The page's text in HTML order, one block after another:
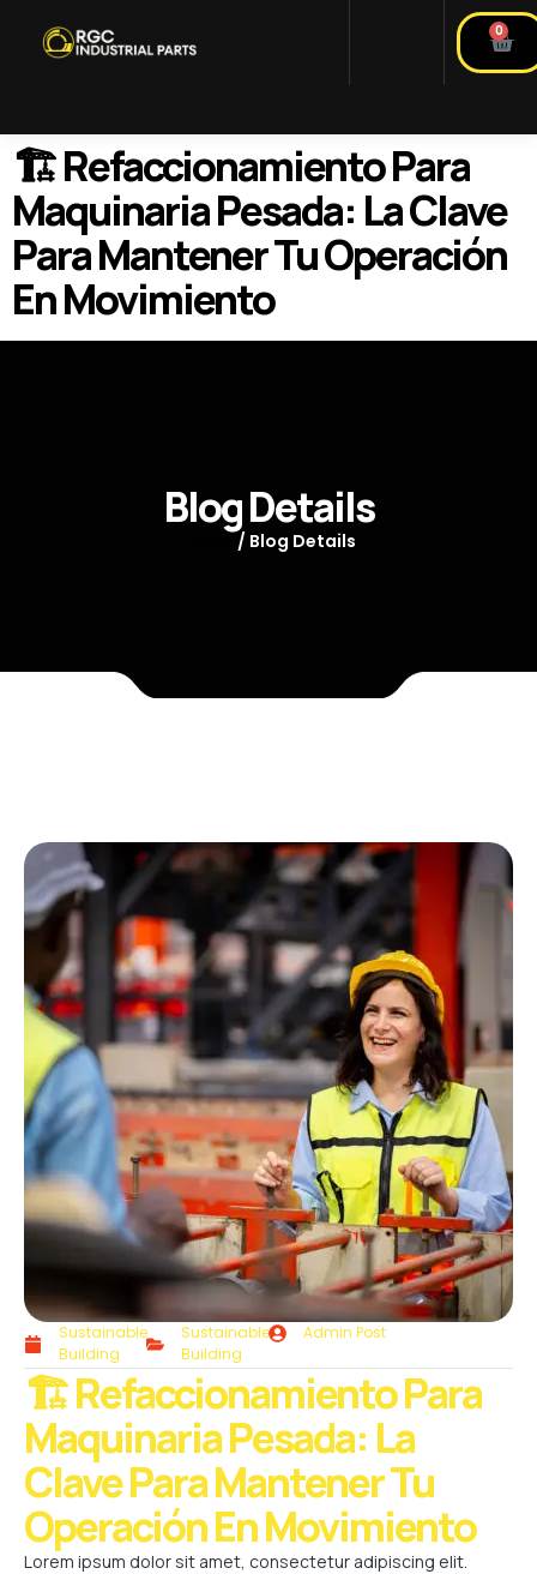
0
🏗️ Refaccionamiento Para
Maquinaria Pesada: La Clave
Para Mantener Tu Operación
En Movimiento
Blog Details
/ Blog Details
Sustainable
Building
Sustainable
Building
Admin Post
🏗️ Refaccionamiento Para
Maquinaria Pesada: La
Clave Para Mantener Tu
Operación En Movimiento
Lorem ipsum dolor sit amet, consectetur adipiscing elit.